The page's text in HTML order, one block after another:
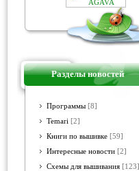
Разделы новостей
Программы [8]
Temari [2]
Книги по вышивке [59]
Интересные новости [2]
Схемы для вышивания [123]